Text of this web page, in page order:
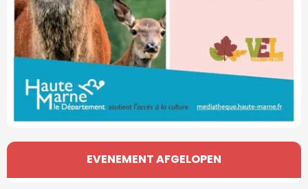
Openingstijden en contactgegevens
EVENEMENT AFGELOPEN